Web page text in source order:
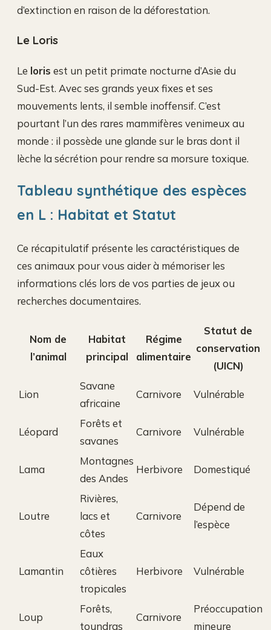
d’extinction en raison de la déforestation.
Le Loris
Le loris est un petit primate nocturne d’Asie du
Sud-Est. Avec ses grands yeux fixes et ses
mouvements lents, il semble inoffensif. C’est
pourtant l’un des rares mammifères venimeux au
monde : il possède une glande sur le bras dont il
lèche la sécrétion pour rendre sa morsure toxique.
Tableau synthétique des espèces
en L : Habitat et Statut
Ce récapitulatif présente les caractéristiques de
ces animaux pour vous aider à mémoriser les
informations clés lors de vos parties de jeux ou
recherches documentaires.
Nom de
l’animal
Habitat
principal
Régime
alimentaire
Statut de
conservation
(UICN)
Lion
Savane
africaine
Carnivore Vulnérable
Léopard
Forêts et
savanes
Carnivore Vulnérable
Lama
Montagnes
des Andes
Herbivore Domestiqué
Loutre
Rivières,
lacs et
côtes
Carnivore
Dépend de
l’espèce
Lamantin
Eaux
côtières
tropicales
Herbivore Vulnérable
Loup
Forêts,
toundras
Carnivore
Préoccupation
mineure